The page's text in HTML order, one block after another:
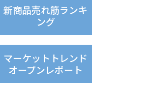
新商品売れ筋ランキ
ング
マーケットトレンド
オープンレポート